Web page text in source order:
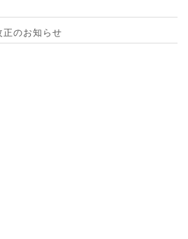
正のお知らせ